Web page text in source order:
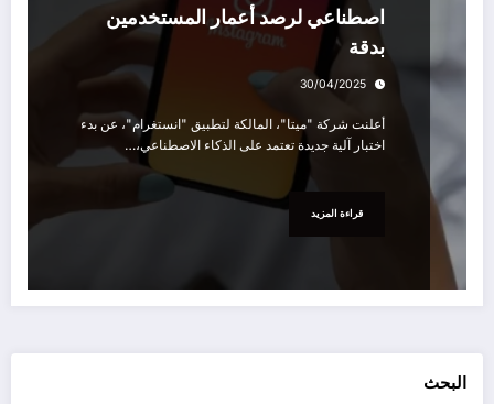
اصطناعي لرصد أعمار المستخدمين
بدقة
30/04/2025
أعلنت شركة "ميتا"، المالكة لتطبيق "انستغرام"، عن بدء
اختبار آلية جديدة تعتمد على الذكاء الاصطناعي،…
قراءة المزيد
البحث